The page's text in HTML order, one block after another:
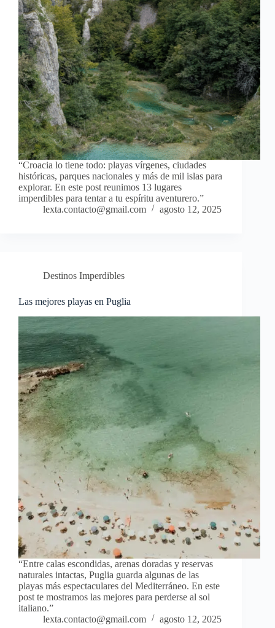
“Croacia lo tiene todo: playas vírgenes, ciudades
históricas, parques nacionales y más de mil islas para
explorar. En este post reunimos 13 lugares
imperdibles para tentar a tu espíritu aventurero.”
lexta.contacto@gmail.com
agosto 12, 2025
Destinos Imperdibles
Las mejores playas en Puglia
“Entre calas escondidas, arenas doradas y reservas
naturales intactas, Puglia guarda algunas de las
playas más espectaculares del Mediterráneo. En este
post te mostramos las mejores para perderse al sol
italiano.”
lexta.contacto@gmail.com
agosto 12, 2025